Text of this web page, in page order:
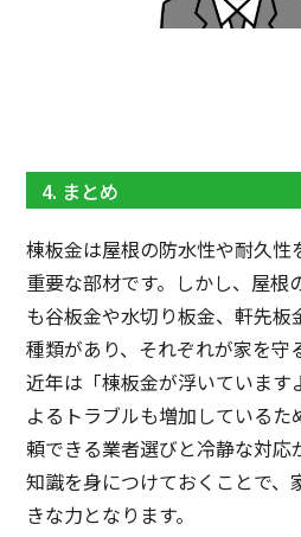
4. まとめ
棟板金は屋根の防水性や耐久性
重要な部材です。しかし、屋根
も谷板金や水切り板金、軒先
種類があり、それぞれが家を守
近年は「棟板金が浮いています
よるトラブルも増加している
頼できる業者選びと冷静な対応
知識を身につけておくことで、
きな力となります。